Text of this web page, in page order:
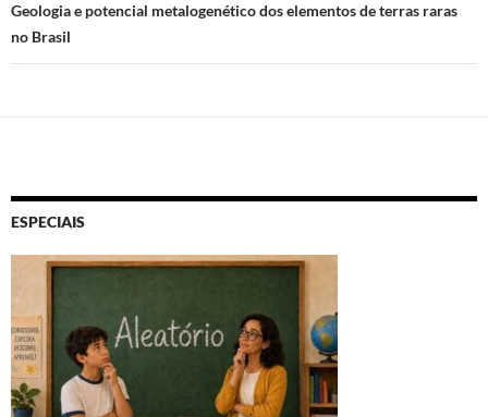
Geologia e potencial metalogenético dos elementos de terras raras
no Brasil
ESPECIAIS